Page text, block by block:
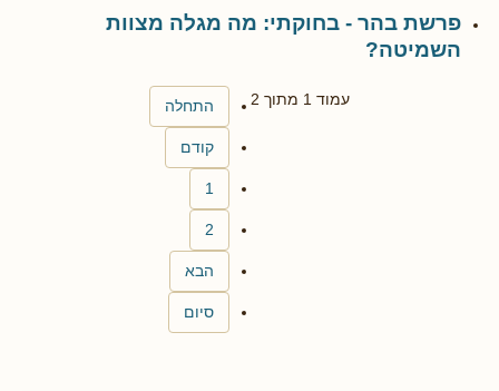
פרשת בהר - בחוקתי: מה מגלה מצוות
השמיטה?
עמוד 1 מתוך 2 התחלה
קודם
1
2
הבא
סיום